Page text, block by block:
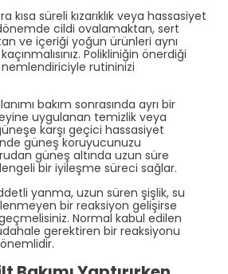
kısa süreli kızarıklık veya hassasiyet
cildi ovalamaktan, sert
ve içeriği yoğun ürünleri aynı
Polikliniğin önerdiği
rutininizi
bakım sonrasında ayrı bir
uygulanan temizlik veya
karşı geçici hassasiyet
güneş koruyucunuzu
güneş altında uzun süre
bir iyileşme süreci sağlar.
yanma, uzun süren şişlik, su
bir reaksiyon gelişirse
Normal kabul edilen
gerektiren bir reaksiyonu